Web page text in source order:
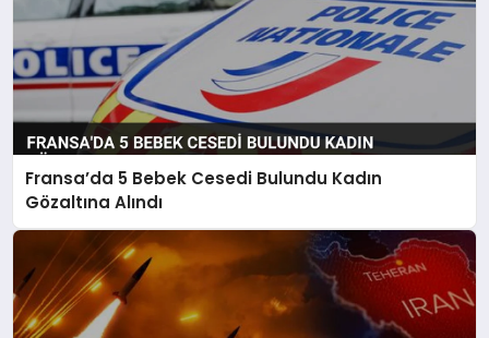
Fransa’da 5 Bebek Cesedi Bulundu Kadın
Gözaltına Alındı